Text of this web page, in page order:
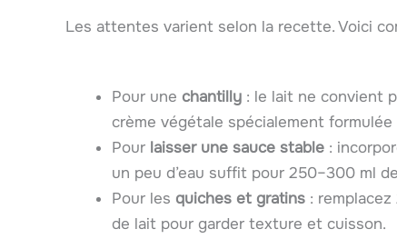
Les attentes varient selon la recette. Voici
Pour une chantilly : le lait ne convient
crème végétale spécialement
Pour laisser une sauce stable :
un peu d’eau suffit pour 250–300 ml
Pour les quiches et gratins :
de lait pour garder texture et cuisson.